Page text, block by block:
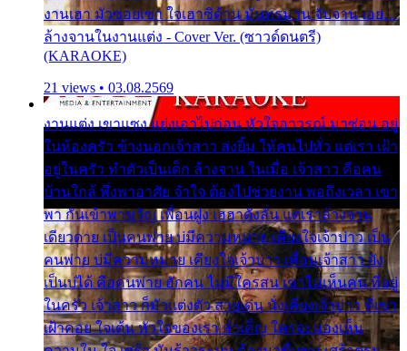
งานเฮา มัวซอยเขา ใจเฮาซิด้าน มันทรมาน จับจาน เอย…
ล้างจานในงานแต่ง - Cover Ver. (ซาวด์ดนตรี)
(KARAOKE)
21 views • 03.08.2569
งานแต่ง เขาแซง แย่งเอาไปก่อน หัวใจอาวรณ์ มาซ่อน อยู่
ในห้องครัว ข้างนอกเจ้าสาว ส่งยิ้ม ให้คนไปทั่ว แต่เรา เฝ้า
อยู่ในครัว ทำตัวเป็นเด็ก ล้างจาน ในเมื่อ เจ้าสาว คือคน
บ้านใกล้ พึ่งพาอาศัย จำใจ ต้องไปช่วยงาน พอถึงเวลา เขา
พา กันเข้าพาขวัญ เพื่อนฝูง เฮฮาดังลั่น แต่เราล้างจาน
เดียวดาย เป็นคนพ่าย บ่มีความหมาย เคียงใจเจ้าบ่าว เป็น
คนพ่าย บ่มีความหมาย เคียงใจเจ้าบ่าว เพื่อนเจ้าสาว ยัง
เป็นบ่ได้ คือคนพ่าย ฮักคน ไม่มีใครสน เขาไม่เห็นคน ที่อยู่
ในครัว เจ้าสาว ก็มัวแต่งตัว สวยเด่น นั่งเคียงเจ้าบ่าว ที่เขา
เฝ้าคอย ใจเต้น หัวใจของเรา ลำเค็ญ ใครจะมองเห็น